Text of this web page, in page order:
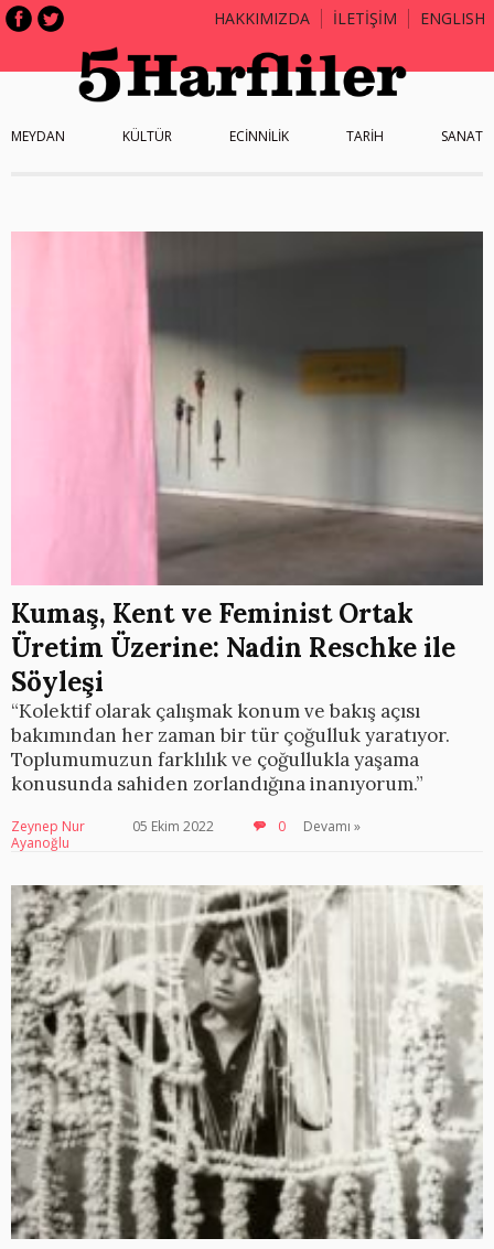
HAKKIMIZDA İLETİŞİM ENGLISH
MEYDAN KÜLTÜR ECİNNİLİK TARİH SANAT
Kumaş, Kent ve Feminist Ortak
Üretim Üzerine: Nadin Reschke ile
Söyleşi
“Kolektif olarak çalışmak konum ve bakış açısı
bakımından her zaman bir tür çoğulluk yaratıyor.
Toplumumuzun farklılık ve çoğullukla yaşama
konusunda sahiden zorlandığına inanıyorum.”
Zeynep Nur
Ayanoğlu
05 Ekim 2022 0 Devamı »